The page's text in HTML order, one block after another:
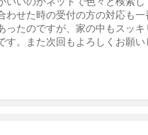
わせた時の受付の方の対応も
ったのですが、家の中もスッ
す。また次回もよろしくお願い